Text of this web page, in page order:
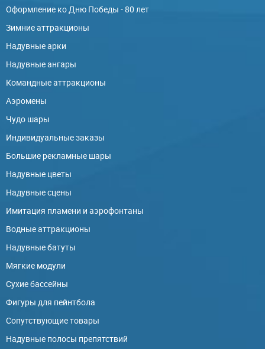
Оформление ко Дню Победы - 80 лет
Зимние аттракционы
Надувные арки
Надувные ангары
Командные аттракционы
Аэромены
Чудо шары
Индивидуальные заказы
Большие рекламные шары
Надувные цветы
Надувные сцены
Имитация пламени и аэрофонтаны
Водные аттракционы
Надувные батуты
Мягкие модули
Сухие бассейны
Фигуры для пейнтбола
Сопутствующие товары
Надувные полосы препятствий